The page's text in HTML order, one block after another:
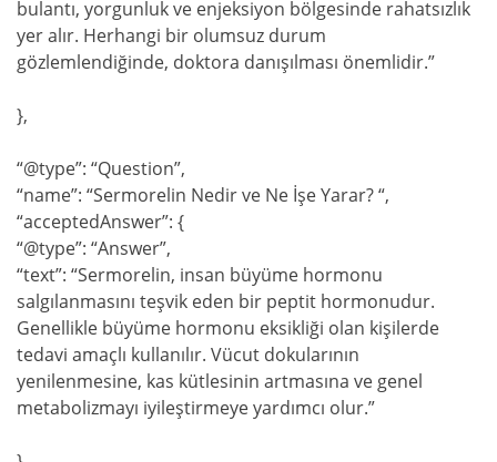
bulantı, yorgunluk ve enjeksiyon bölgesinde rahatsızlık
yer alır. Herhangi bir olumsuz durum
gözlemlendiğinde, doktora danışılması önemlidir.”
},
“@type”: “Question”,
“name”: “Sermorelin Nedir ve Ne İşe Yarar? “,
“acceptedAnswer”: {
“@type”: “Answer”,
“text”: “Sermorelin, insan büyüme hormonu
salgılanmasını teşvik eden bir peptit hormonudur.
Genellikle büyüme hormonu eksikliği olan kişilerde
tedavi amaçlı kullanılır. Vücut dokularının
yenilenmesine, kas kütlesinin artmasına ve genel
metabolizmayı iyileştirmeye yardımcı olur.”